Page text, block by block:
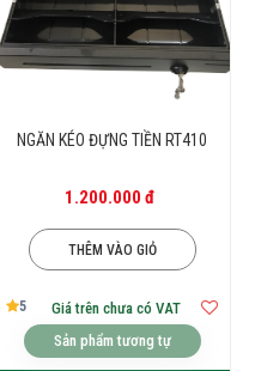
NGĂN KÉO ĐỰNG TIỀN RT410
1.200.000 đ
THÊM VÀO GIỎ
5
Giá trên chưa có VAT
Sản phẩm tương tự